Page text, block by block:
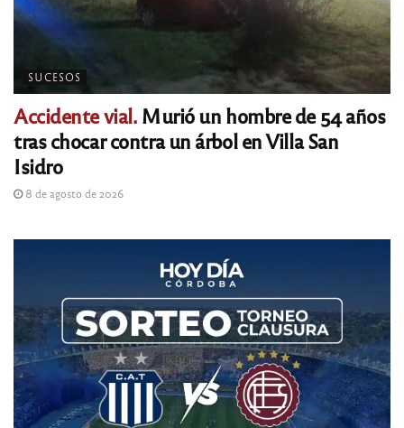
SUCESOS
Accidente vial.Murió un hombre de 54 años
tras chocar contra un árbol en Villa San
Isidro
8 de agosto de 2026